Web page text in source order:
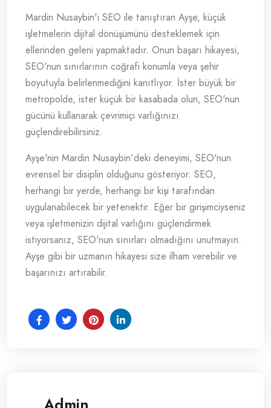
Mardin Nusaybin'i SEO ile tanıştıran Ayşe, küçük
işletmelerin dijital dönüşümünü desteklemek için
ellerinden geleni yapmaktadır. Onun başarı hikayesi,
SEO'nun sınırlarının coğrafi konumla veya şehir
boyutuyla belirlenmediğini kanıtlıyor. İster büyük bir
metropolde, ister küçük bir kasabada olun, SEO'nun
gücünü kullanarak çevrimiçi varlığınızı
güçlendirebilirsiniz.
Ayşe'nin Mardin Nusaybin'deki deneyimi, SEO'nun
evrensel bir disiplin olduğunu gösteriyor. SEO,
herhangi bir yerde, herhangi bir kişi tarafından
uygulanabilecek bir yetenektir. Eğer bir girişimciyseniz
veya işletmenizin dijital varlığını güçlendirmek
istiyorsanız, SEO'nun sınırları olmadığını unutmayın.
Ayşe gibi bir uzmanın hikayesi size ilham verebilir ve
başarınızı artırabilir.